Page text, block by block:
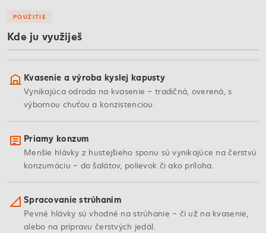
POUŽITIE
Kde ju využiješ
Kvasenie a výroba kyslej kapusty
Vynikajúca odroda na kvasenie – tradičná, overená, s
výbornou chuťou a konzistenciou.
Priamy konzum
Menšie hlávky z hustejšieho sponu sú vynikajúce na čerstvú
konzumáciu – do šalátov, polievok či ako príloha.
Spracovanie strúhaním
Pevné hlávky sú vhodné na strúhanie – či už na kvasenie,
alebo na prípravu čerstvých jedál.